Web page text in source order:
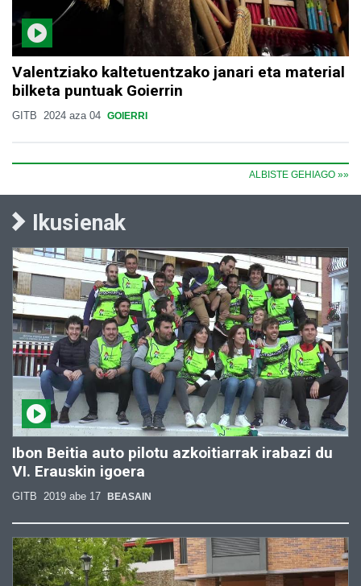
Valentziako kaltetuentzako janari eta material
bilketa puntuak Goierrin
GITB 2024 aza 04 GOIERRI
ALBISTE GEHIAGO »»
Ikusienak
Ibon Beitia auto pilotu azkoitiarrak irabazi du
VI. Erauskin igoera
GITB 2019 abe 17 BEASAIN